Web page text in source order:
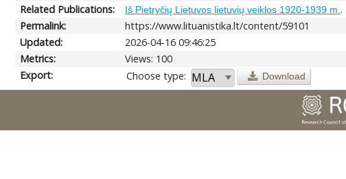
Related Publications: Iš Pietryčių Lietuvos lietuvių veiklos 1920-1939 m. .
Permalink:
https://www.lituanistika.lt/content/59101
Updated:
2026-04-16 09:46:25
Metrics:
Views: 100
Export:
Choose type: Download